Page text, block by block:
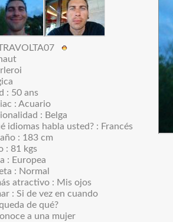
: 50 ans
: Acuario
: Belga
idiomas habla usted? : Francés
: 183 cm
: 81 kgs
: Europea
: Normal
atractivo : Mis ojos
: Si de vez en cuando
de qué?
a una mujer